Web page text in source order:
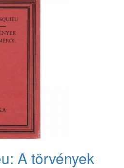
A törvények